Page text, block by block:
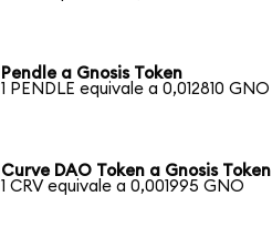
Pendle a Gnosis Token
1 PENDLE equivale a 0,012810 GNO
Curve DAO Token a Gnosis Token
1 CRV equivale a 0,001995 GNO